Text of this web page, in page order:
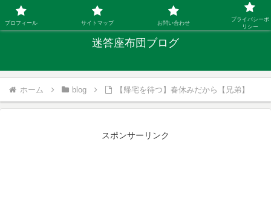
「ひとり親」40代シングルファザーの子育て迷答
迷答座布団ブログ
ホーム blog 【帰宅を待つ】春休みだから【兄弟】
スポンサーリンク
プロフィール サイトマップ お問い合わせ
プライバシーポ
リシー